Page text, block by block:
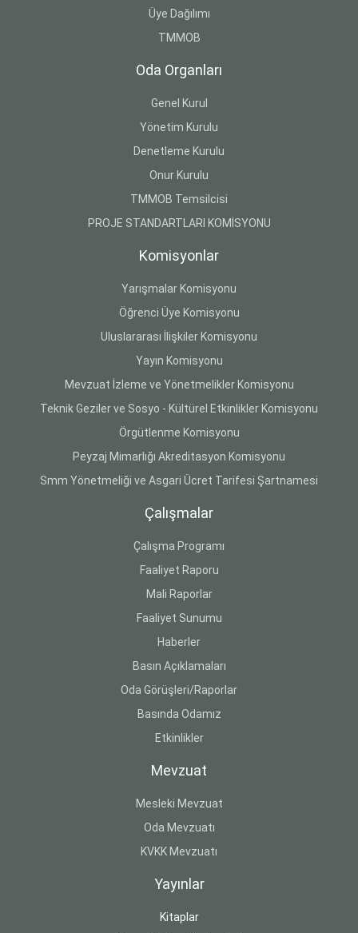
Üye Dağılımı
TMMOB
Oda Organları
Genel Kurul
Yönetim Kurulu
Denetleme Kurulu
Onur Kurulu
TMMOB Temsilcisi
PROJE STANDARTLARI KOMİSYONU
Komisyonlar
Yarışmalar Komisyonu
Öğrenci Üye Komisyonu
Uluslararası İlişkiler Komisyonu
Yayın Komisyonu
Mevzuat İzleme ve Yönetmelikler Komisyonu
Teknik Geziler ve Sosyo - Kültürel Etkinlikler Komisyonu
Örgütlenme Komisyonu
Peyzaj Mimarlığı Akreditasyon Komisyonu
Smm Yönetmeliği ve Asgari Ücret Tarifesi Şartnamesi
Çalışmalar
Çalışma Programı
Faaliyet Raporu
Mali Raporlar
Faaliyet Sunumu
Haberler
Basın Açıklamaları
Oda Görüşleri/Raporlar
Basında Odamız
Etkinlikler
Mevzuat
Mesleki Mevzuat
Oda Mevzuatı
KVKK Mevzuatı
Yayınlar
Kitaplar